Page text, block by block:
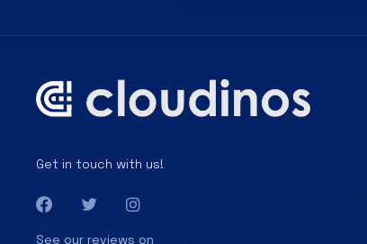
Get in touch with us!
See our reviews on